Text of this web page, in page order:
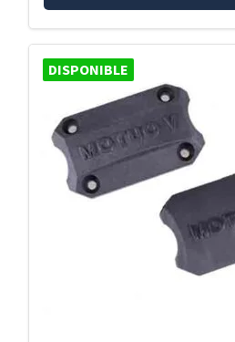
DISPONIBLE